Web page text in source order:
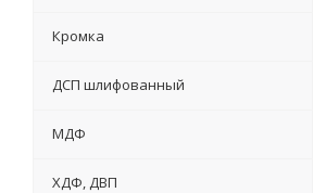
Кромка
ДСП шлифованный
МДФ
ХДФ, ДВП